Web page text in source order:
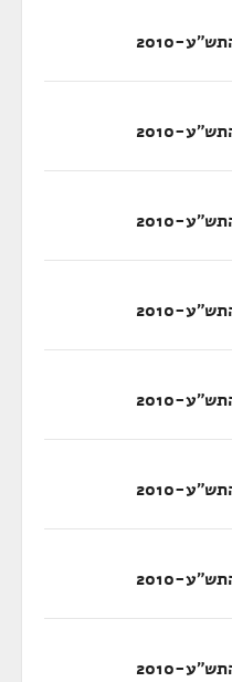
2010
2010
2010
2010
2010
2010
2010
2010